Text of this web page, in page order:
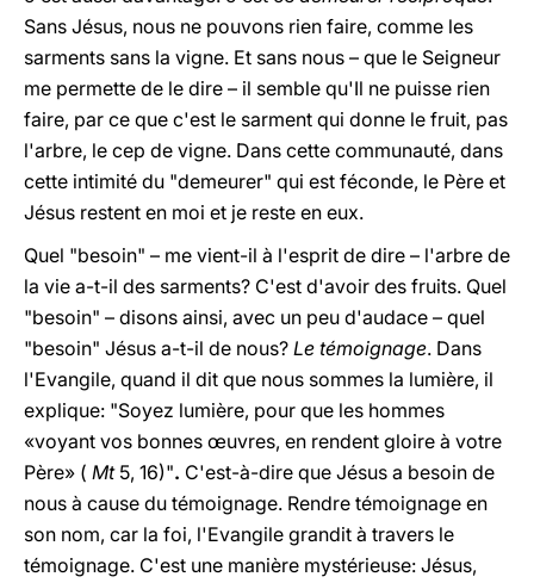
Sans Jésus, nous ne pouvons rien faire, comme les
sarments sans la vigne. Et sans nous – que le Seigneur
me permette de le dire – il semble qu'Il ne puisse rien
faire, par ce que c'est le sarment qui donne le fruit, pas
l'arbre, le cep de vigne. Dans cette communauté, dans
cette intimité du "demeurer" qui est féconde, le Père et
Jésus restent en moi et je reste en eux.
Quel "besoin" – me vient-il à l'esprit de dire – l'arbre de
la vie a-t-il des sarments? C'est d'avoir des fruits. Quel
"besoin" – disons ainsi, avec un peu d'audace – quel
"besoin" Jésus a-t-il de nous? Le témoignage. Dans
l'Evangile, quand il dit que nous sommes la lumière, il
explique: "Soyez lumière, pour que les hommes
«voyant vos bonnes œuvres, en rendent gloire à votre
Père» ( Mt5, 16)". C'est-à-dire que Jésus a besoin de
nous à cause du témoignage. Rendre témoignage en
son nom, car la foi, l'Evangile grandit à travers le
témoignage. C'est une manière mystérieuse: Jésus,